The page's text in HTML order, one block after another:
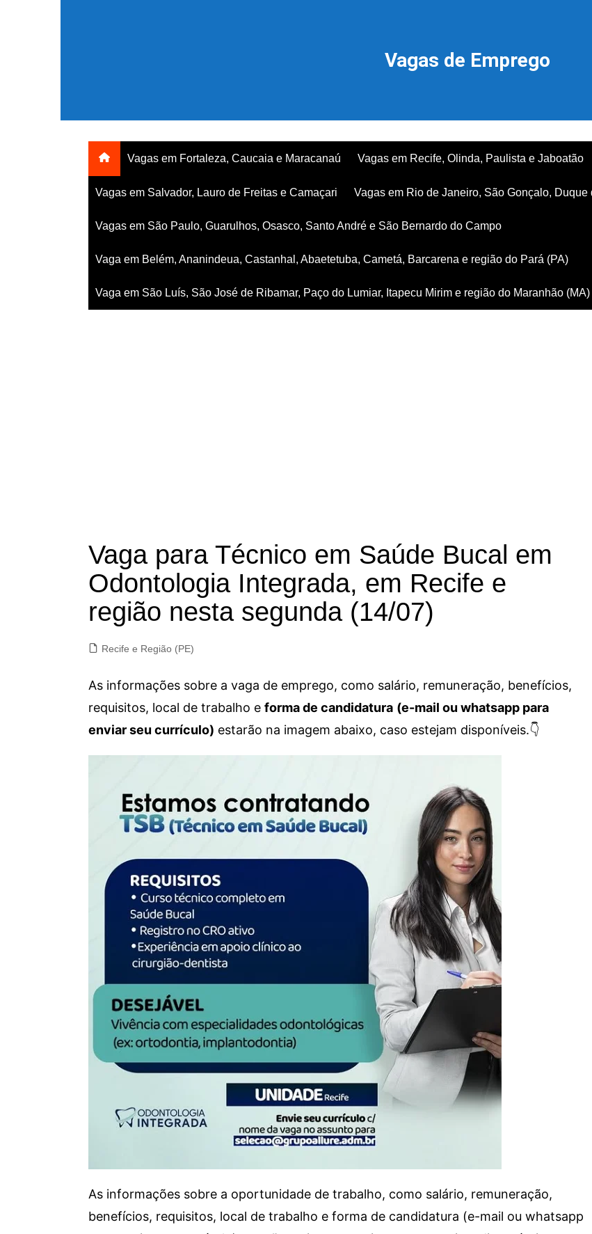
Vagas de Emprego
Vagas em Fortaleza, Caucaia e Maracanaú Vagas em Recife, Olinda, Paulista e Jaboatão
Vagas em Salvador, Lauro de Freitas e Camaçari Vagas em Rio de Janeiro, São Gonçalo,
Vagas em São Paulo, Guarulhos, Osasco, Santo André e São Bernardo do Campo
Vaga em Belém, Ananindeua, Castanhal, Abaetetuba, Cametá, Barcarena e região do Pará (PA)
Vaga em São Luís, São José de Ribamar, Paço do Lumiar, Itapecu Mirim e região do Maranhão (MA)
Vaga para Técnico em Saúde Bucal em
Odontologia Integrada, em Recife e
região nesta segunda (14/07)
Recife e Região (PE)
As informações sobre a vaga de emprego, como salário, remuneração, benefícios,
requisitos, local de trabalho e forma de candidatura (e-mail ou whatsapp para
enviar seu currículo) estarão na imagem abaixo, caso estejam disponíveis.👇
As informações sobre a oportunidade de trabalho, como salário, remuneração,
benefícios, requisitos, local de trabalho e forma de candidatura (e-mail ou whatsapp